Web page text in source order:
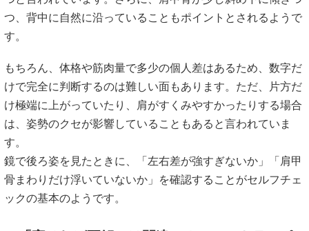
つ、背中に自然に沿っていることもポイントとされるようで
す。
もちろん、体格や筋肉量で多少の個人差はあるため、数字だ
けで完全に判断するのは難しい面もあります。ただ、片方だ
け極端に上がっていたり、肩がすくみやすかったりする場合
は、姿勢のクセが影響していることもあると言われていま
す。
鏡で後ろ姿を見たときに、「左右差が強すぎないか」「肩甲
骨まわりだけ浮いていないか」を確認することがセルフチェ
ックの基本のようです。